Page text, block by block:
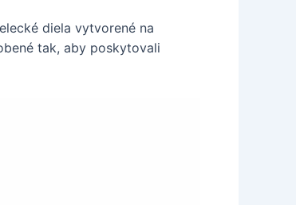
diela vytvorené na
tak, aby poskytovali